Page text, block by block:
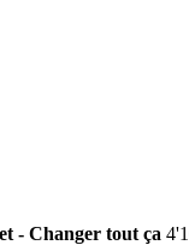
- Changer tout ça